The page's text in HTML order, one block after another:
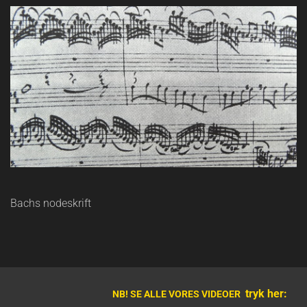
Bachs nodeskrift
NB! SE ALLE VORES VIDEOER tryk her: